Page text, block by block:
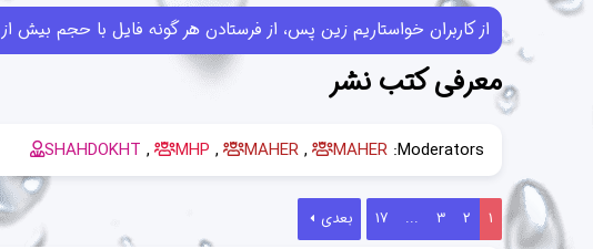
از کاربران خواستاریم زین پس، از فرستادن هر گونه فایل با حجم بیش از 10MB خودداری کرده و در صورتی که فایل‌هایی بیش از این حجم را قبلا ارسال کرده‌اند حذف کنند.
معرفی کتب نشر
Moderators:
MAHER
MAHER
MHP
SHAHDOKHT
1
2
3
...
17 بعدی